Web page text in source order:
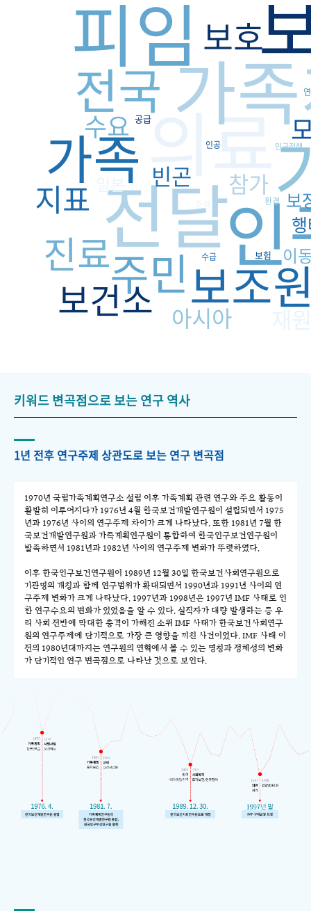
인
의료
전달
가
피임
가족
전국
보조
주민
진료
보건소
보호
지표
수요
아시아
참가
빈곤
보
이
일본
공급
보험
수급
환경
인공 인구정책
키워드 변곡점으로 보는 연구 역사
1년 전후 연구주제 상관도로 보는 연구 변곡점
1970년 국립가족계획연구소 설립 이후 가족계획 관련 연구와 주요 활동이
활발히 이루어지다가 1976년 4월 한국보건개발연구원이 설립되면서 1975
년과 1976년 사이의 연구주제 차이가 크게 나타났다. 또한 1981년 7월 한
국보건개발연구원과 가족계획연구원이 통합하여 한국인구보건연구원이
발족하면서 1981년과 1982년 사이의 연구주제 변화가 뚜렷하였다.
이후 한국인구보건연구원이 1989년 12월 30일 한국보건사회연구원으로
기관명의 개칭과 함께 연구범위가 확대되면서 1990년과 1991년 사이의 연
구주제 변화가 크게 나타났다. 1997년과 1998년은 1997년 IMF 사태로 인
한 연구수요의 변화가 있었음을 알 수 있다. 실직자가 대량 발생하는 등 우
리 사회 전반에 막대한 충격이 가해진 소위 IMF 사태가 한국보건사회연구
원의 연구주제에 단기적으로 가장 큰 영향을 끼친 사건이었다. IMF 사태 이
전의 1980년대까지는 연구원의 연혁에서 볼 수 있는 명칭과 정체성의 변화
가 단기적인 연구 변곡점으로 나타난 것으로 보인다.